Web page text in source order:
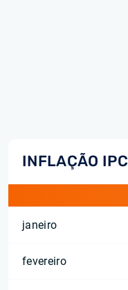
INFLAÇÃO
janeiro
fevereiro